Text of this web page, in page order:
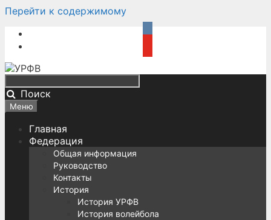
Перейти к содержимому
Поиск
Меню
Главная
Федерация
Общая информация
Руководство
Контакты
История
История УРФВ
История волейбола